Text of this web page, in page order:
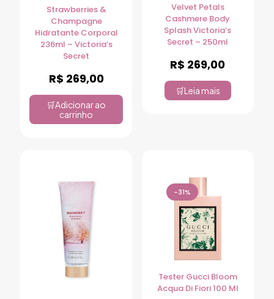
Strawberries &
Champagne
Hidratante Corporal
236ml – Victoria’s
Secret
R$ 269,00
Adicionar ao
carrinho
Velvet Petals
Cashmere Body
Splash Victoria’s
Secret – 250ml
R$ 269,00
Leia mais
-31%
Tester Gucci Bloom
Acqua Di Fiori 100 Ml